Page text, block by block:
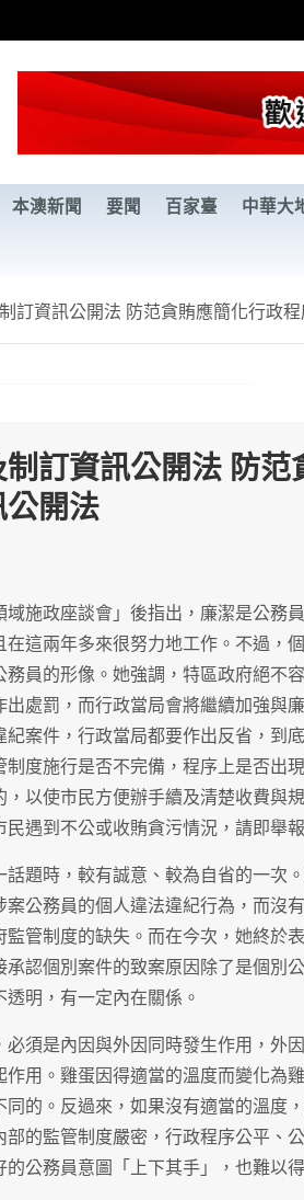
本澳新聞 要聞 百家臺 中華大
訂資訊公開法 防范貪賄應簡化行政
訂資訊公開法 防范
開法
施政座談會」後指出，廉潔是公務
這兩年多來很努力地工作。不過，
員的形像。她強調，特區政府絕不
處罰，而行政當局會將繼續加強與
案件，行政當局都要作出反省，到
度施行是否不完備，程序上是否出
以使市民方便辦手續及清楚收費與
遇到不公或收賄貪污情況，請即舉報
題時，較有誠意、較為自省的一次
公務員的個人違法違紀行為，而沒
管制度的缺失。而在今次，她終於
認個別案件的致案原因除了是個別
明，有一定內在關係。
須是內因與外因同時發生作用，外
用。雞蛋因得適當的溫度而變化為
的。反過來，如果沒有適當的溫度
的監管制度嚴密，行政程序公平、
公務員意圖「上下其手」，也難以得